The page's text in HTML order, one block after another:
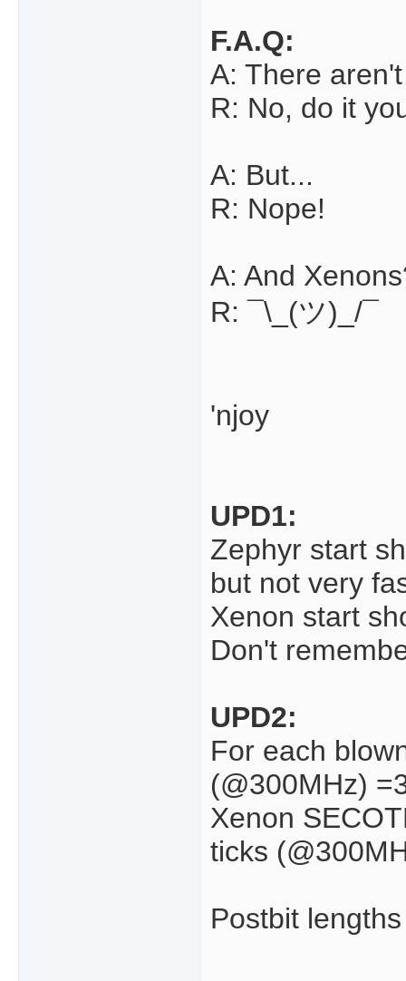
F.A.Q:
A: There
R: No, do it
A: But...
R: Nope!
A: And
R: ¯\_(ツ)_/¯
'njoy
UPD1:
Zephyr start
but not very
Xenon start
Don't
UPD2:
For each
(@300MHz)
Xenon
ticks
Postbit